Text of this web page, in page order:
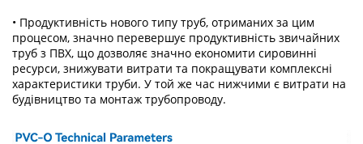
• Продуктивність нового типу труб, отриманих за цим
процесом, значно перевершує продуктивність звичайних
труб з ПВХ, що дозволяє значно економити сировинні
ресурси, знижувати витрати та покращувати комплексні
характеристики труби. У той же час нижчими є витрати на
будівництво та монтаж трубопроводу.